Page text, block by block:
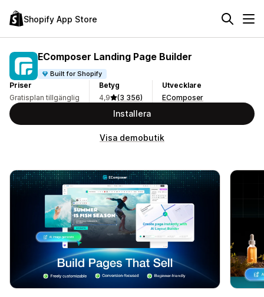
Shopify App Store
EComposer Landing Page Builder
Built for Shopify
Priser
Gratisplan tillgänglig
Betyg
4,9
(3 356)
Utvecklare
EComposer
Installera
Visa demobutik